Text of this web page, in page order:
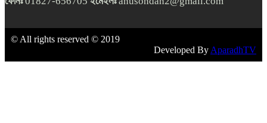
© All rights reserved © 2019
Developed By AparadhTV